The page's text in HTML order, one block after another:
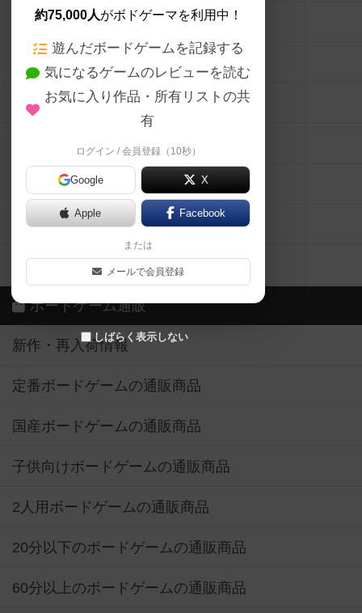
約75,000人がボドゲーマを利用中！
遊んだボードゲームを記録する
気になるゲームのレビューを読む
お気に入り作品・所有リストの共
有
ログイン / 会員登録（10秒）
Google X
Apple Facebook
または
メールで会員登録
しばらく表示しない
ボードゲームの新着レビュー
ボードゲーム会情報
メカニクス特集
掲示板・トピックス
ボドとも・会員一覧
ボードゲーム業界コラム
ボドゲーマご利用案内
ボードゲーム通販
新作・再入荷情報
定番ボードゲームの通販商品
国産ボードゲームの通販商品
子供向けボードゲームの通販商品
2人用ボードゲームの通販商品
20分以下のボードゲームの通販商品
60分以上のボードゲームの通販商品